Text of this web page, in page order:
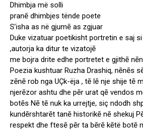
Dhimbja më solli
pranē dhimbjes tënde poete
S’isha as në gjumē as zgjuar
Duke vizatuar poetikisht portretin e saj
,autorja ka ditur te vizatojē
me bojra drite edhe portretet e gjithē
Poezia kushtuar Ruzha Drashiq, nēnēs
zēnē rob nga UÇk-ëja , tē lē nje shije tē
njerēzor ashtu dhe pēr urat qē vendos
botēs Nē tē nuk ka urrejtje, siç ndodh
kundērshtarēt tanē historikē nē shekuj
respekt dhe ftesē pēr ta bērē kētë botē